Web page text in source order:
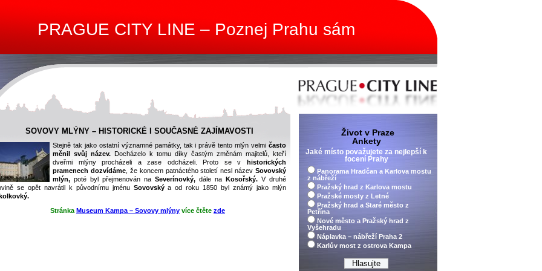
PRAGUE CITY LINE – Poznej Prahu sám
SOVOVY MLÝNY – HISTORICKÉ I SOUČASNÉ ZAJÍMAVOSTI
Stejně tak jako ostatní významné památky, tak i právě tento mlýn velmi často
měnil svůj název. Docházelo k tomu díky častým změnám majitelů, kteří
dveřmi mlýny procházeli a zase odcházeli. Proto se v historických
pramenech dozvídáme, že koncem patnáctého století nesl název Sovovský
mlýn, poté byl přejmenován na Severínovký, dále na Kosořský. V druhé
se opět navrátil k původnímu jménu Sovovskýa od roku 1850 byl známý jako mlýn
Stránka Museum Kampa – Sovovy mlýny více čtěte zde
Život v Praze
Ankety
Jaké místo považujete za nejlepší k
focení Prahy
Panorama Hradčan a Karlova mostu
z nábřeží
Pražský hrad z Karlova mostu
Pražské mosty z Letné
Pražský hrad a Staré město z
Petřína
Nové město a Pražský hrad z
Vyšehradu
Náplavka – nábřeží Praha 2
Karlův most z ostrova Kampa